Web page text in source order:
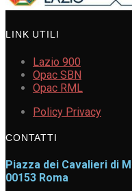
LINK UTILI
Lazio 900
Opac SBN
Opac RML
Policy Privacy
CONTATTI
Piazza dei Cavalieri di
00153 Roma